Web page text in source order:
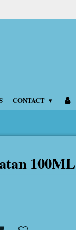
CONTACT
100ML